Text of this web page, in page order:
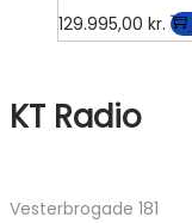
129.995,00 kr.
KT Radio
Vesterbrogade 181